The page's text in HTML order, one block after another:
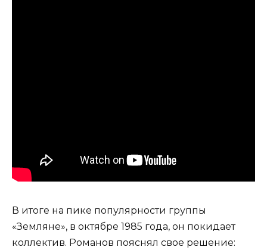
В итоге на пике популярности группы
«Земляне», в октябре 1985 года, он покидает
коллектив. Романов пояснял свое решение: